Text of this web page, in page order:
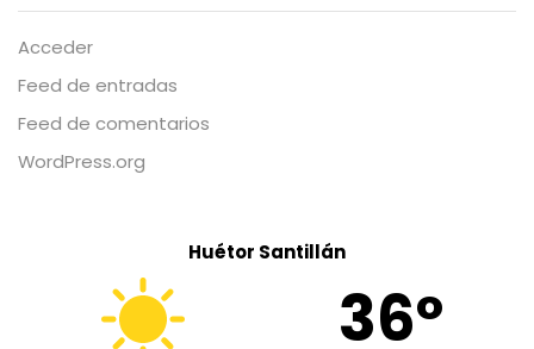
Acceder
Feed de entradas
Feed de comentarios
WordPress.org
Huétor Santillán
36º